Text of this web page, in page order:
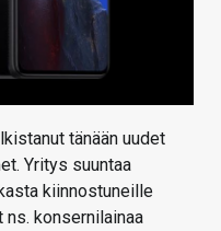
tänään uudet
Yritys suuntaa
kiinnostuneille
konsernilainaa